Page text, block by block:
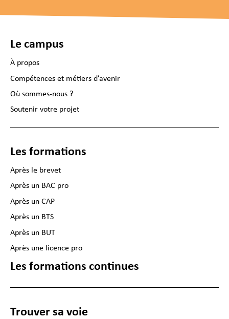
Le campus
À propos
Compétences et métiers d’avenir
Où sommes-nous ?
Soutenir votre projet
Les formations
Après le brevet
Après un BAC pro
Après un CAP
Après un BTS
Après un BUT
Après une licence pro
Les formations continues
Trouver sa voie